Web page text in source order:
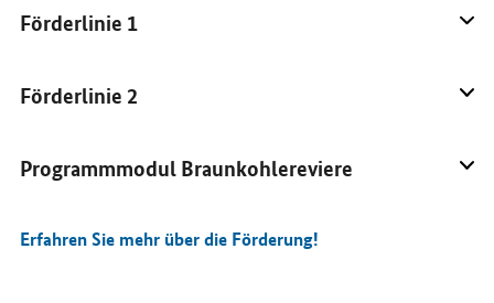
Förderlinie 1
Förderlinie 2
Programmmodul Braunkohlereviere
Erfahren Sie mehr über die Förderung!